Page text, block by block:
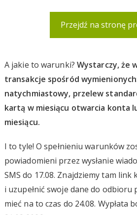
Przejdź na stronę
A jakie to warunki? Wystarczy, że
transakcje spośród
natychmiastowy, przelew
kartą w miesiącu otwarcia konta
miesiącu.
I to tyle! O spełnieniu warunków
powiadomieni przez wysłanie
SMS do 17.08. Znajdziemy tam
i uzupełnić swoje dane do odbioru
mieć na to czas do 24.08. Wypłata